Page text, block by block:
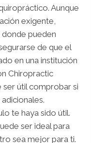
Aunque
exigente,
pueden
de que el
en una institución
Chiropractic
ser útil comprobar si
te haya sido útil.
ser ideal para
sea mejor para ti.